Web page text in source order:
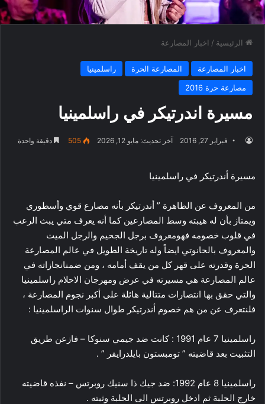
الرئيسية / اخبار المصارعة
اخبار المصارعة المصارعة الحرة
راسلمينيا
مصارعة حرة 2016
مسيرة اندرتيكر في راسلمينيا
فبراير 27, 2016 آخر تحديث: مايو 12, 2026 505 دقيقة واحدة
مسيرة أندرتيكر في راسلمينيا
من المعروف عن الظاهرة ” أندرتيكر بأنه مصارع قوي وأسطوري
ويمتاز بأن له هيبته وسط المصارعين كما أنه يعرف متي يبث الرعب
في قلوب خصومه فهومعروف برجل الجحيم والرجل الميت
والمعروف بالحانوتي ايضاً وله تاريخة الطويل في عالم المصارعة
الحرة وقدرته على قهر كل من يقف أمامه ، ومن ضمنانجازاته في
عالم المصارعة هي مسيرته في عرض ومهرجان الاحلام راسلمينيا
والتي حقق بها انتصارات متتالية هائلة على أكبر نجوم المصارعة ،
فلنتعرف عن من هم خصوم أندرتيكر طوال سنوات الراسلمينيا :
راسلمينيا 7 عام 1991 : كانت ضد جيمي سنوكا – فازعن طريق
التثبيت بعد قاضيته ” تومبستون بايلدرايفر ” .
راسلمينيا 8 عام 1992: ضد جيك ذا سنيك روبرتس – نفذه قاضيته
خارج الحلبة ثم ادخل روبرتس الى الحلبة وثبته .